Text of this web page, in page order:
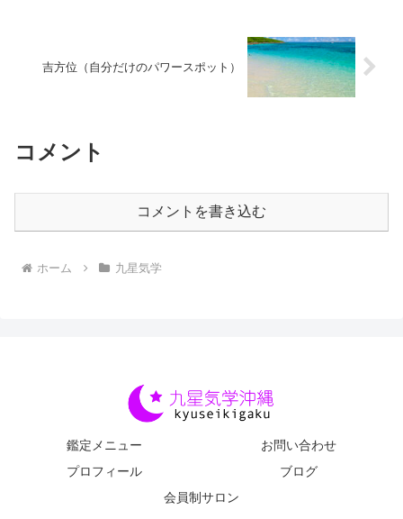
吉方位（自分だけのパワースポット）
コメント
コメントを書き込む
ホーム 九星気学
鑑定メニュー
お問い合わせ
プロフィール
ブログ
会員制サロン